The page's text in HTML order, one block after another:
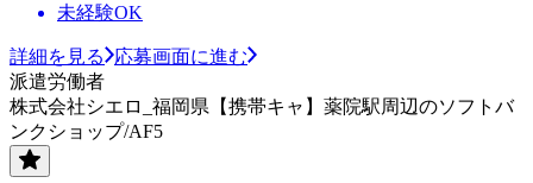
未経験OK
詳細を見る
応募画面に進む
派遣労働者
株式会社シエロ_福岡県【携帯キャ】薬院駅周辺のソフトバ
ンクショップ/AF5